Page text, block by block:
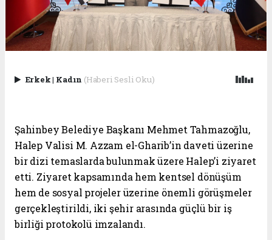
Erkek| Kadın (Haberi Sesli Oku)
Şahinbey Belediye Başkanı Mehmet Tahmazoğlu,
Halep Valisi M. Azzam el-Gharib’in daveti üzerine
bir dizi temaslarda bulunmak üzere Halep’i ziyaret
etti. Ziyaret kapsamında hem kentsel dönüşüm
hem de sosyal projeler üzerine önemli görüşmeler
gerçekleştirildi, iki şehir arasında güçlü bir iş
birliği protokolü imzalandı.